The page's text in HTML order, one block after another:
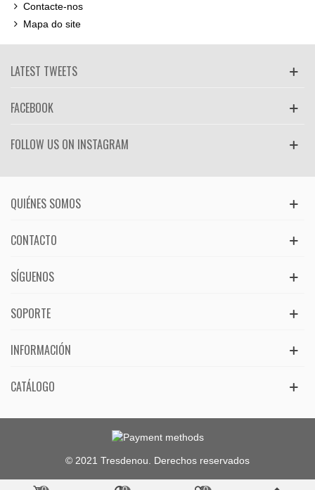
Contacte-nos
Mapa do site
LATEST TWEETS
FACEBOOK
FOLLOW US ON INSTAGRAM
QUIÉNES SOMOS
CONTACTO
SÍGUENOS
SOPORTE
INFORMACIÓN
CATÁLOGO
© 2021 Tresdenou. Derechos reservados